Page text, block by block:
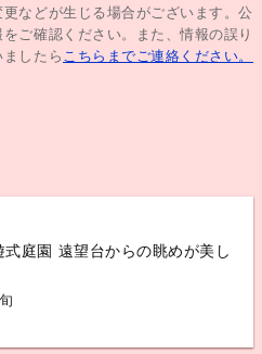
などが生じる場合がございます。公
ご確認ください。また、情報の誤り
したら こちらまでご連絡ください。
式庭園 遠望台からの眺めが美し